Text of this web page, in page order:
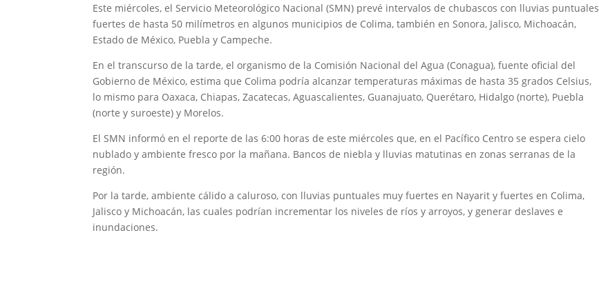
Este miércoles, el Servicio Meteorológico Nacional (SMN) prevé intervalos de chubascos con lluvias puntuales
fuertes de hasta 50 milímetros en algunos municipios de Colima, también en Sonora, Jalisco, Michoacán,
Estado de México, Puebla y Campeche.
En el transcurso de la tarde, el organismo de la Comisión Nacional del Agua (Conagua), fuente oficial del
Gobierno de México, estima que Colima podría alcanzar temperaturas máximas de hasta 35 grados Celsius,
lo mismo para Oaxaca, Chiapas, Zacatecas, Aguascalientes, Guanajuato, Querétaro, Hidalgo (norte), Puebla
(norte y suroeste) y Morelos.
El SMN informó en el reporte de las 6:00 horas de este miércoles que, en el Pacífico Centro se espera cielo
nublado y ambiente fresco por la mañana. Bancos de niebla y lluvias matutinas en zonas serranas de la
región.
Por la tarde, ambiente cálido a caluroso, con lluvias puntuales muy fuertes en Nayarit y fuertes en Colima,
Jalisco y Michoacán, las cuales podrían incrementar los niveles de ríos y arroyos, y generar deslaves e
inundaciones.